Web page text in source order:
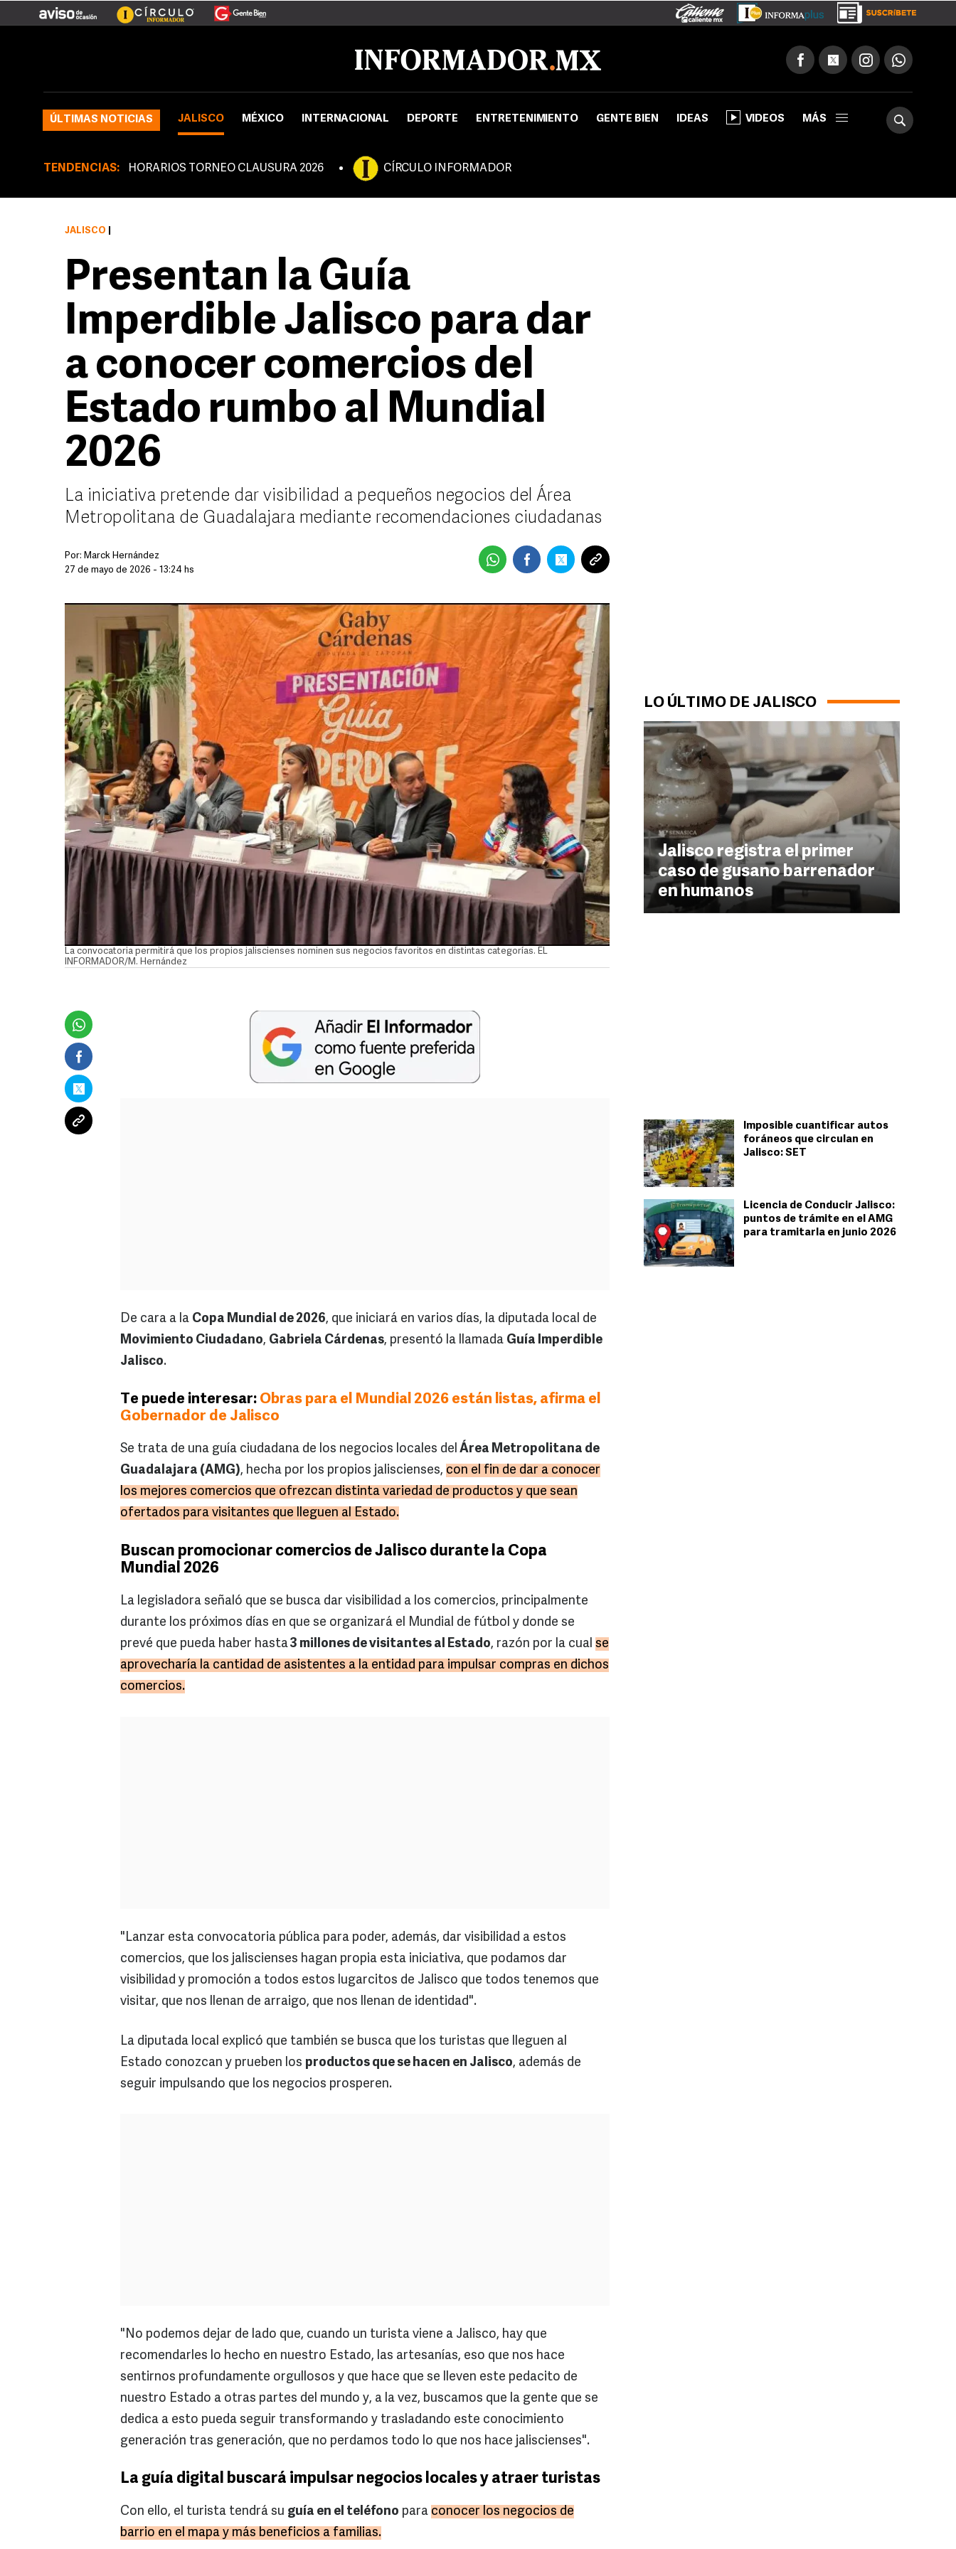
ÚLTIMAS NOTICIAS JALISCO MÉXICO INTERNACIONAL DEPORTE ENTRETENIMIENTO GENTE BIEN IDEAS VIDEOS MÁS
TENDENCIAS: HORARIOS TORNEO CLAUSURA 2026 CÍRCULO INFORMADOR
LO ÚLTIMO DE JALISCO
Jalisco registra el primer
caso de gusano barrenador
en humanos
Imposible cuantificar autos
foráneos que circulan en
Jalisco: SET
Licencia de Conducir Jalisco:
puntos de trámite en el AMG
para tramitarla en junio 2026
JALISCO
Presentan la Guía
Imperdible Jalisco para dar
a conocer comercios del
Estado rumbo al Mundial
2026
La iniciativa pretende dar visibilidad a pequeños negocios del Área
Metropolitana de Guadalajara mediante recomendaciones ciudadanas
Por: Marck Hernández
27 de mayo de 2026 - 13:24 hs
La convocatoria permitirá que los propios jaliscienses nominen sus negocios favoritos en distintas categorías. EL
INFORMADOR/M. Hernández
De cara a la Copa Mundial de 2026, que iniciará en varios días, la diputada local de
Movimiento Ciudadano, Gabriela Cárdenas, presentó la llamada Guía Imperdible
Jalisco.
Te puede interesar: Obras para el Mundial 2026 están listas, afirma el
Gobernador de Jalisco
Se trata de una guía ciudadana de los negocios locales del Área Metropolitana de
Guadalajara (AMG), hecha por los propios jaliscienses, con el fin de dar a conocer
los mejores comercios que ofrezcan distinta variedad de productos y que sean
ofertados para visitantes que lleguen al Estado.
Buscan promocionar comercios de Jalisco durante la Copa
Mundial 2026
La legisladora señaló que se busca dar visibilidad a los comercios, principalmente
durante los próximos días en que se organizará el Mundial de fútbol y donde se
prevé que pueda haber hasta3 millones de visitantes al Estado, razón por la cual se
aprovecharía la cantidad de asistentes a la entidad para impulsar compras en dichos
comercios.
"Lanzar esta convocatoria pública para poder, además, dar visibilidad a estos
comercios, que los jaliscienses hagan propia esta iniciativa, que podamos dar
visibilidad y promoción a todos estos lugarcitos de Jalisco que todos tenemos que
visitar, que nos llenan de arraigo, que nos llenan de identidad".
La diputada local explicó que también se busca que los turistas que lleguen al
Estado conozcan y prueben los productos que se hacen en Jalisco, además de
seguir impulsando que los negocios prosperen.
"No podemos dejar de lado que, cuando un turista viene a Jalisco, hay que
recomendarles lo hecho en nuestro Estado, las artesanías, eso que nos hace
sentirnos profundamente orgullosos y que hace que se lleven este pedacito de
nuestro Estado a otras partes del mundo y, a la vez, buscamos que la gente que se
dedica a esto pueda seguir transformando y trasladando este conocimiento
generación tras generación, que no perdamos todo lo que nos hace jaliscienses".
La guía digital buscará impulsar negocios locales y atraer turistas
Con ello, el turista tendrá su guía en el teléfono para conocer los negocios de
barrio en el mapa y más beneficios a familias.